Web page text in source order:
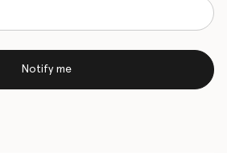
Notify me